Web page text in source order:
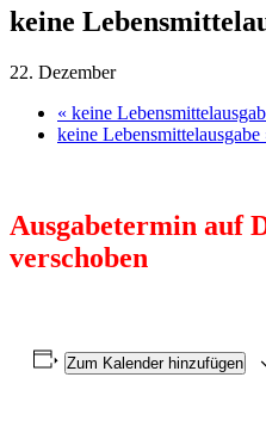
keine
22. Dezember
« keine
keine Lebensmittelausgabe
Ausgabetermin auf
verschoben
Zum Kalender hinzufügen